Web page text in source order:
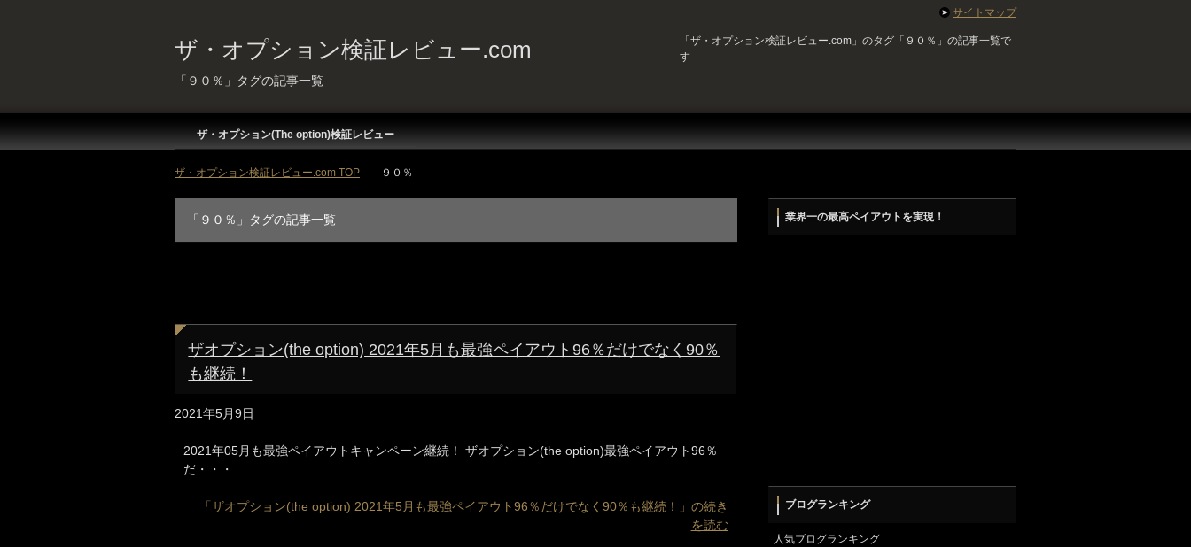
ザ・オプション検証レビュー.com
「９０％」タグの記事一覧
「ザ・オプション検証レビュー.com」のタグ「９０％」の記事一覧で
す
ザ・オプション(The option)検証レビュー
ザ・オプション検証レビュー.com TOP ９０％
「９０％」タグの記事一覧
ザオプション(the option) 2021年5月も最強ペイアウト96％だけでなく90％
も継続！
2021年5月9日
2021年05月も最強ペイアウトキャンペーン継続！ ザオプション(the option)最強ペイアウト96％
だ・・・
「ザオプション(the option) 2021年5月も最強ペイアウト96％だけでなく90％も継続！」の続き
を読む
業界一の最高ペイアウトを実現！
ブログランキング
人気ブログランキング
サイトマップ